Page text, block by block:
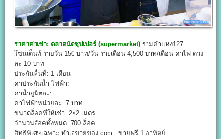
ราคาค่าเช่า: ตลาดนัดซุปเปอร์ (supermarket) รามคำแหง127
โซนเต็นท์ รายวัน 150 บาท/วัน รายเดือน 4,500 บาท/เดือน ค่าไฟ ดวง
ละ 10 บาท
ประกันพื้นที่: 1 เดือน
ค่าประกันน้ำ-ไฟฟ้า:
ค่าน้ำยูนิตละ:
ค่าไฟฟ้าหน่วยละ: 7 บาท
ขนาดล็อคที่ให้เช่า: 2×2 เมตร
จำนวนล๊อคทั้งหมด: 700 ล็อค
สิทธิพิเศษเฉพาะ ทำเลขายของ.com : ขายฟรี 1 อาทิตย์